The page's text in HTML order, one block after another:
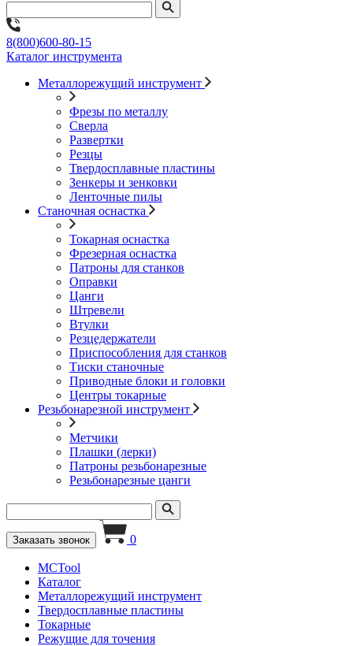
8(800)600-80-15
Каталог инструмента
Металлорежущий инструмент
Фрезы по металлу
Сверла
Развертки
Резцы
Твердосплавные пластины
Зенкеры и зенковки
Ленточные пилы
Станочная оснастка
Токарная оснастка
Фрезерная оснастка
Патроны для станков
Оправки
Цанги
Штревели
Втулки
Резцедержатели
Приспособления для станков
Тиски станочные
Приводные блоки и головки
Центры токарные
Резьбонарезной инструмент
Метчики
Плашки (лерки)
Патроны резьбонарезные
Резьбонарезные цанги
Заказать звонок 0
MCTool
Каталог
Металлорежущий инструмент
Твердосплавные пластины
Токарные
Режущие для точения